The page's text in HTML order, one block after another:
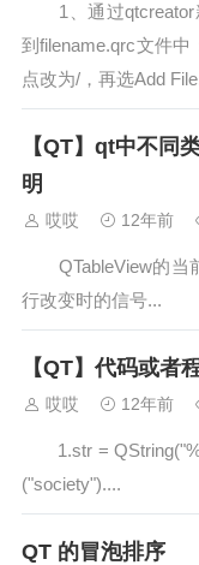
1、通过qtcreator
到filename.qrc文件中
点改为/，再选Add
【QT】qt中不同
明
哎哎 12年前
QTableView的当前
行改变时的信号...
【QT】代码或者
哎哎 12年前
1.str =
("society")....
QT 的冒泡排序